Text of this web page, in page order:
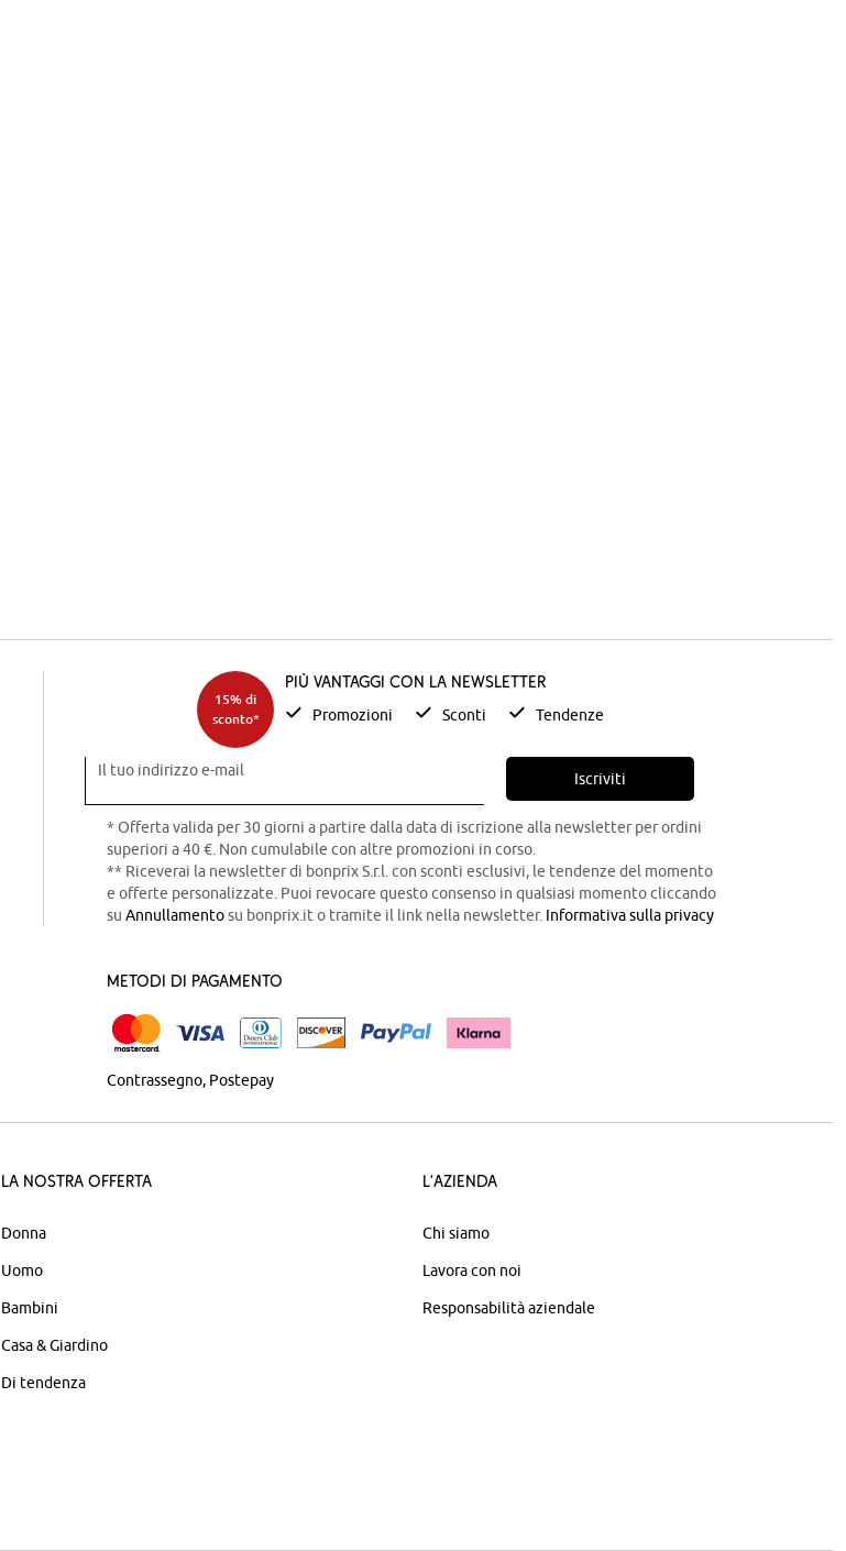
15% di
sconto*
Più vantaggi con la newsletter
Promozioni Sconti Tendenze
Il tuo indirizzo e-mail Iscriviti
* Offerta valida per 30 giorni a partire dalla data di iscrizione alla newsletter per ordini
superiori a 40 €. Non cumulabile con altre promozioni in corso.
** Riceverai la newsletter di bonprix S.r.l. con sconti esclusivi, le tendenze del momento
e offerte personalizzate. Puoi revocare questo consenso in qualsiasi momento cliccando
su Annullamentosu bonprix.it o tramite il link nella newsletter. Informativa sulla privacy
Metodi di pagamento
Contrassegno Postepay
La nostra offerta
Donna
Uomo
Bambini
Casa & Giardino
Di tendenza
L'azienda
Chi siamo
Lavora con noi
Responsabilità aziendale